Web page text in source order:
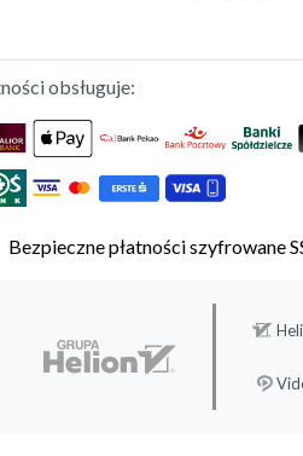
obsługuje:
Bezpieczne płatności szyfrowane